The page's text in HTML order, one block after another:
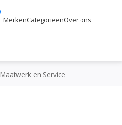
MerkenCategorieënOver ons
Maatwerk en Service